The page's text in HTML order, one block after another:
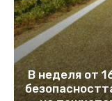
В неделя от